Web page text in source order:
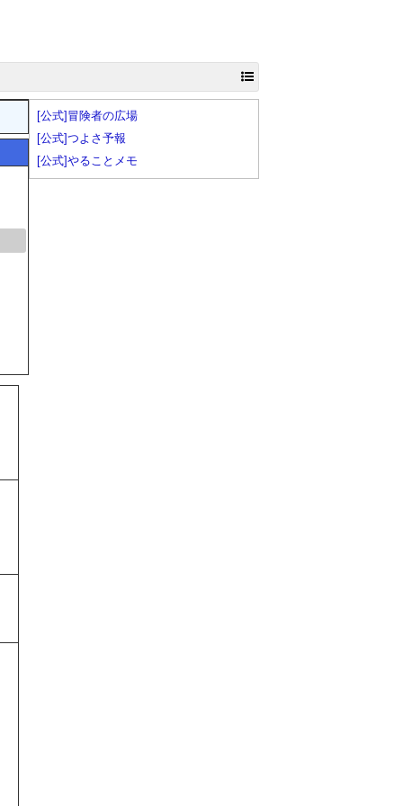
[公式]冒険者の広場
[公式]つよさ予報
[公式]やることメモ